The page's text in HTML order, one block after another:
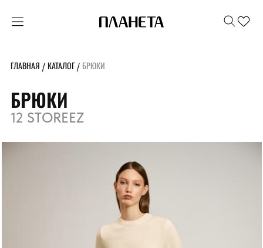
ГЛАВНАЯ / КАТАЛОГ/ БРЮКИ
БРЮКИ
12 STOREEZ